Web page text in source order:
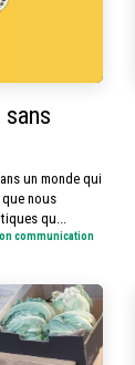
un monde qui
nous
qu...
communication